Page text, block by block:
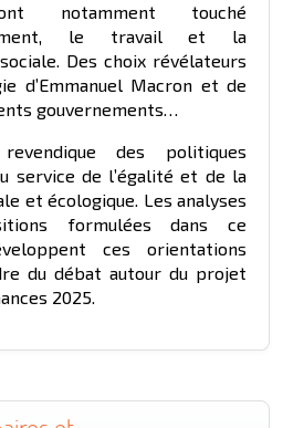
notamment touché
le travail et la
Des choix révélateurs
d’Emmanuel Macron et de
gouvernements…
des politiques
service de l’égalité et de la
et écologique. Les analyses
formulées dans ce
ces orientations
du débat autour du projet
2025.